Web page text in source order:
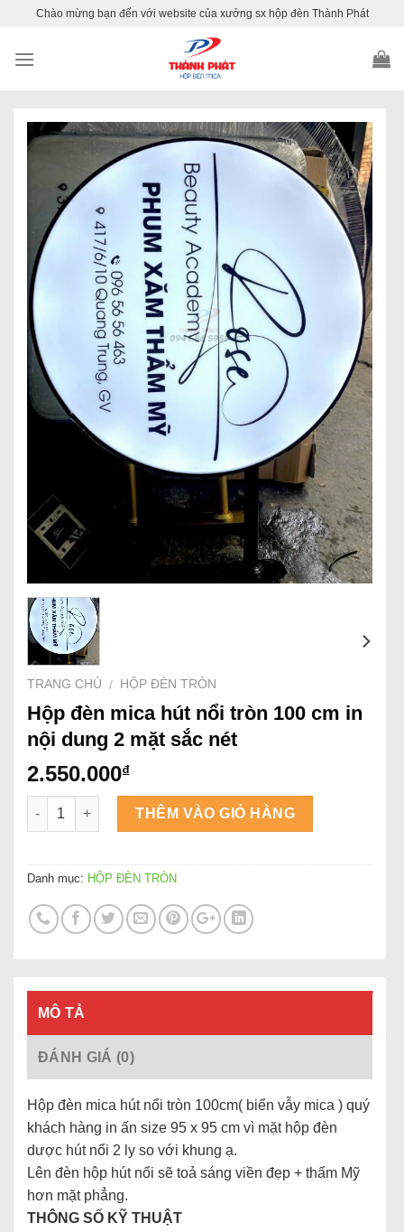
content
Chào mừng bạn đến với website của xưởng sx hộp đèn Thành Phát
TRANG CHỦ / HỘP ĐÈN TRÒN
Hộp đèn mica hút nổi tròn 100 cm in
nội dung 2 mặt sắc nét
2.550.000₫
Số lượng
THÊM VÀO GIỎ HÀNG
Danh mục: HỘP ĐÈN TRÒN
MÔ TẢ
ĐÁNH GIÁ (0)
Hộp đèn mica hút nổi tròn 100cm( biển vẫy mica ) quý
khách hàng in ấn size 95 x 95 cm vì mặt hộp đèn
dược hút nổi 2 ly so với khung ạ.
Lên đèn hộp hút nổi sẽ toả sáng viền đẹp + thẩm Mỹ
hơn mặt phẳng.
THÔNG SỐ KỸ THUẬT